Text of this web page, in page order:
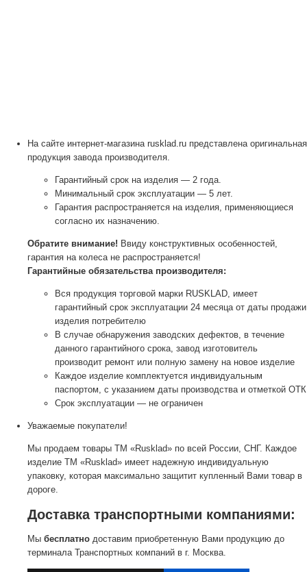
На сайте интернет-магазина rusklad.ru представлена оригинальная
продукция завода производителя.
Гарантийный срок на изделия — 2 года.
Минимальный срок эксплуатации — 5 лет.
Гарантия распространяется на изделия, применяющиеся
согласно их назначению.
Обратите внимание! Ввиду конструктивных особенностей,
гарантия на колеса не распространяется!
Гарантийные обязательства производителя:
Вся продукция торговой марки RUSKLAD, имеет
гарантийный срок эксплуатации 24 месяца от даты продажи
изделия потребителю
В случае обнаружения заводских дефектов, в течение
данного гарантийного срока, завод изготовитель
производит ремонт или полную замену на новое изделие
Каждое изделие комплектуется индивидуальным
паспортом, с указанием даты производства и отметкой ОТК
Срок эксплуатации — не ограничен
Уважаемые покупатели!
Мы продаем товары ТМ «Rusklad» по всей России, СНГ. Каждое
изделие ТМ «Rusklad» имеет надежную индивидуальную
упаковку, которая максимально защитит купленный Вами товар в
дороге.
Доставка транспортными компаниями:
Мы бесплатно доставим приобретенную Вами продукцию до
терминала Транспортных компаний в г. Москва.